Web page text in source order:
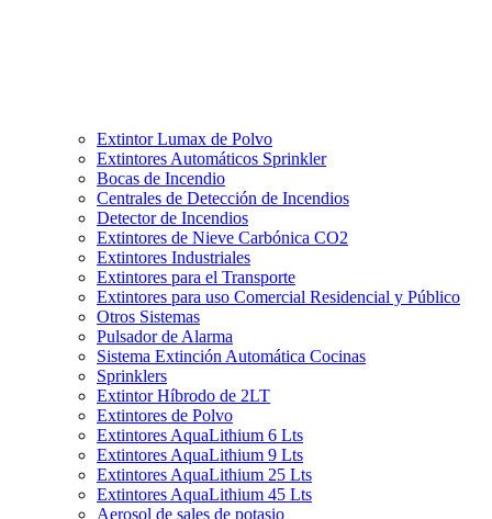
Extintor Lumax de Polvo
Extintores Automáticos Sprinkler
Bocas de Incendio
Centrales de Detección de Incendios
Detector de Incendios
Extintores de Nieve Carbónica CO2
Extintores Industriales
Extintores para el Transporte
Extintores para uso Comercial Residencial y Público
Otros Sistemas
Pulsador de Alarma
Sistema Extinción Automática Cocinas
Sprinklers
Extintor Híbrodo de 2LT
Extintores de Polvo
Extintores AquaLithium 6 Lts
Extintores AquaLithium 9 Lts
Extintores AquaLithium 25 Lts
Extintores AquaLithium 45 Lts
Aerosol de sales de potasio